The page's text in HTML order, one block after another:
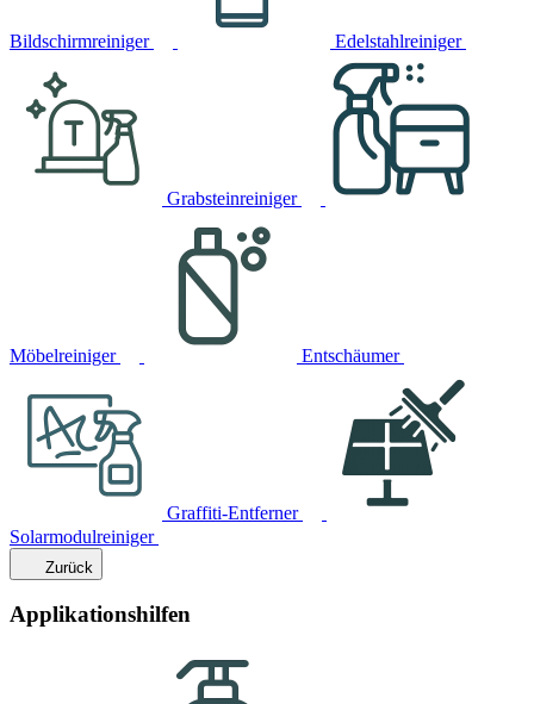
Bildschirmreiniger Edelstahlreiniger
Grabsteinreiniger
Möbelreiniger Entschäumer
Graffiti-Entferner
Solarmodulreiniger
Zurück
Applikationshilfen